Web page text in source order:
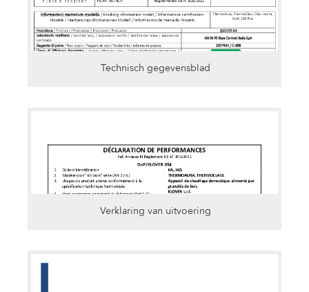
Technisch gegevensblad
Verklaring van uitvoering